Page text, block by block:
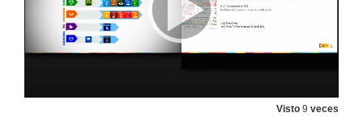
Visto 9 veces
19 de nov. de 2018
Presentación dos compoñentes da Mesa Redonda
O papel das ONGD na estratexia da cooperación universitaria